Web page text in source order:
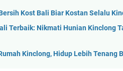
Kost Bali Biar Kostan Selalu
Terbaik: Nikmati Hunian Kinclong
Kinclong, Hidup Lebih Tenang